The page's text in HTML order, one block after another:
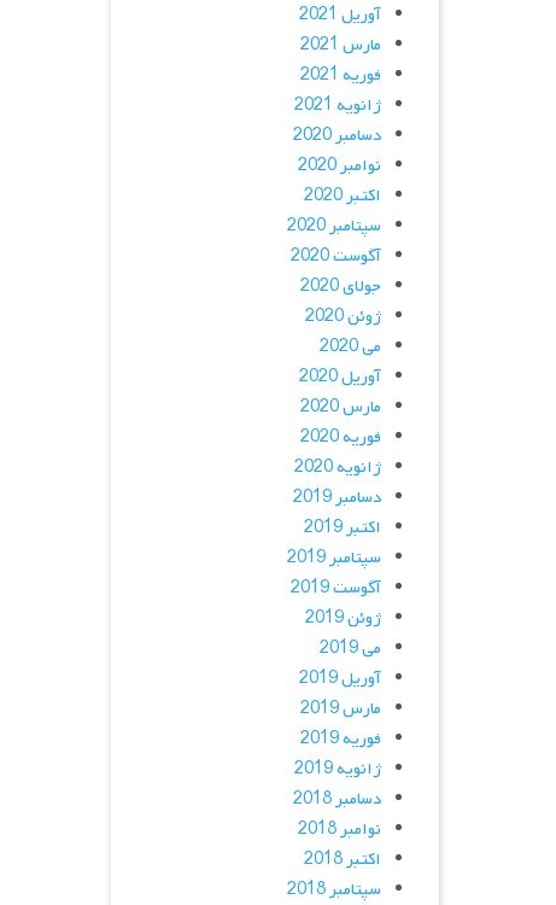
آوریل 2021
مارس 2021
فوریه 2021
ژانویه 2021
دسامبر 2020
نوامبر 2020
اکتبر 2020
سپتامبر 2020
آگوست 2020
جولای 2020
ژوئن 2020
می 2020
آوریل 2020
مارس 2020
فوریه 2020
ژانویه 2020
دسامبر 2019
اکتبر 2019
سپتامبر 2019
آگوست 2019
ژوئن 2019
می 2019
آوریل 2019
مارس 2019
فوریه 2019
ژانویه 2019
دسامبر 2018
نوامبر 2018
اکتبر 2018
سپتامبر 2018